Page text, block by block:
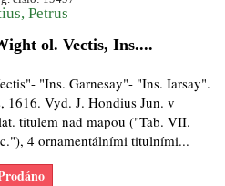
Petrus
ol. Vectis, Ins....
"Ins. Garnesay"- "Ins. Iarsay".
1616. Vyd. J. Hondius Jun. v
titulem nad mapou ("Tab. VII.
4 ornamentálními titulními...